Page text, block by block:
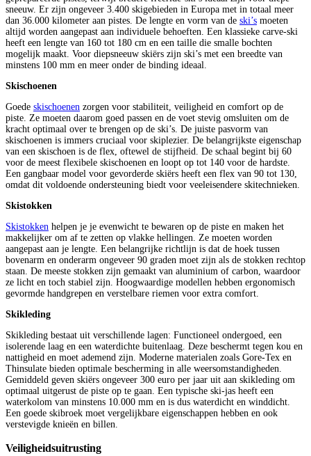
sneeuw. Er zijn ongeveer 3.400 skigebieden in Europa met in totaal meer
dan 36.000 kilometer aan pistes. De lengte en vorm van de ski’s moeten
altijd worden aangepast aan individuele behoeften. Een klassieke carve-ski
heeft een lengte van 160 tot 180 cm en een taille die smalle bochten
mogelijk maakt. Voor diepsneeuw skiërs zijn ski’s met een breedte van
minstens 100 mm en meer onder de binding ideaal.
Skischoenen
Goede skischoenen zorgen voor stabiliteit, veiligheid en comfort op de
piste. Ze moeten daarom goed passen en de voet stevig omsluiten om de
kracht optimaal over te brengen op de ski’s. De juiste pasvorm van
skischoenen is immers cruciaal voor skiplezier. De belangrijkste eigenschap
van een skischoen is de flex, oftewel de stijfheid. De schaal begint bij 60
voor de meest flexibele skischoenen en loopt op tot 140 voor de hardste.
Een gangbaar model voor gevorderde skiërs heeft een flex van 90 tot 130,
omdat dit voldoende ondersteuning biedt voor veeleisendere skitechnieken.
Skistokken
Skistokken helpen je je evenwicht te bewaren op de piste en maken het
makkelijker om af te zetten op vlakke hellingen. Ze moeten worden
aangepast aan je lengte. Een belangrijke richtlijn is dat de hoek tussen
bovenarm en onderarm ongeveer 90 graden moet zijn als de stokken rechtop
staan. De meeste stokken zijn gemaakt van aluminium of carbon, waardoor
ze licht en toch stabiel zijn. Hoogwaardige modellen hebben ergonomisch
gevormde handgrepen en verstelbare riemen voor extra comfort.
Skikleding
Skikleding bestaat uit verschillende lagen: Functioneel ondergoed, een
isolerende laag en een waterdichte buitenlaag. Deze beschermt tegen kou en
nattigheid en moet ademend zijn. Moderne materialen zoals Gore-Tex en
Thinsulate bieden optimale bescherming in alle weersomstandigheden.
Gemiddeld geven skiërs ongeveer 300 euro per jaar uit aan skikleding om
optimaal uitgerust de piste op te gaan. Een typische ski-jas heeft een
waterkolom van minstens 10.000 mm en is dus waterdicht en winddicht.
Een goede skibroek moet vergelijkbare eigenschappen hebben en ook
verstevigde knieën en billen.
Veiligheidsuitrusting